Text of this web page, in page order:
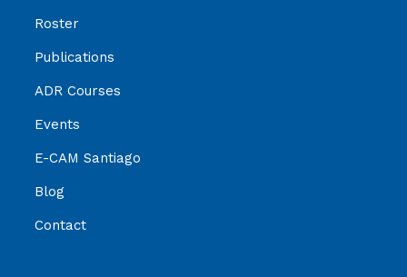
Roster
Publications
ADR Courses
Events
E-CAM Santiago
Blog
Contact